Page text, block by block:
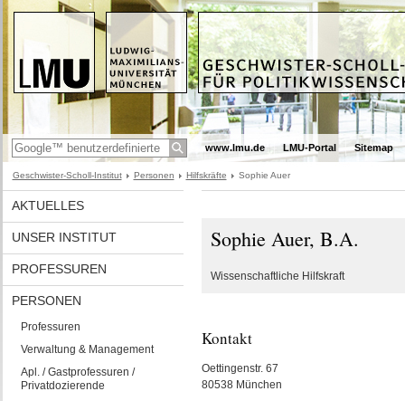
www.lmu.de LMU-Portal Sitemap
Geschwister-Scholl-Institut Personen Hilfskräfte Sophie Auer
AKTUELLES
UNSER INSTITUT
PROFESSUREN
PERSONEN
Professuren
Verwaltung & Management
Apl. / Gastprofessuren /
Privatdozierende
Sophie Auer, B.A.
Wissenschaftliche Hilfskraft
Kontakt
Oettingenstr. 67
80538 München